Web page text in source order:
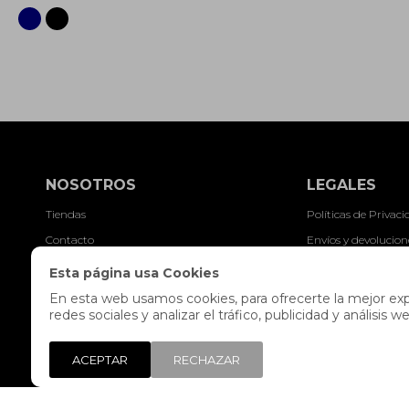
Esta página usa Cookies
En esta web usamos cookies, para ofrecerte la mejor
redes sociales y analizar el tráfico, publicidad y análisis
ACEPTAR RECHAZAR
NOSOTROS
Tiendas
Contacto
Trabaja con nosotros
Libro de reclamaciones
LEGALES
Políticas de
Envíos y
Términos y
Legales y